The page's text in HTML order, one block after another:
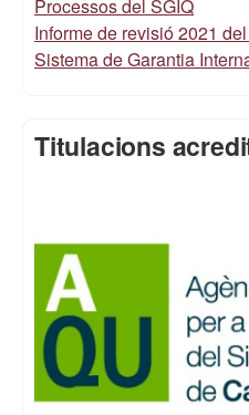
Processos del SGIQ
Informe de revisió 2021
Sistema de Garantia
Titulacions